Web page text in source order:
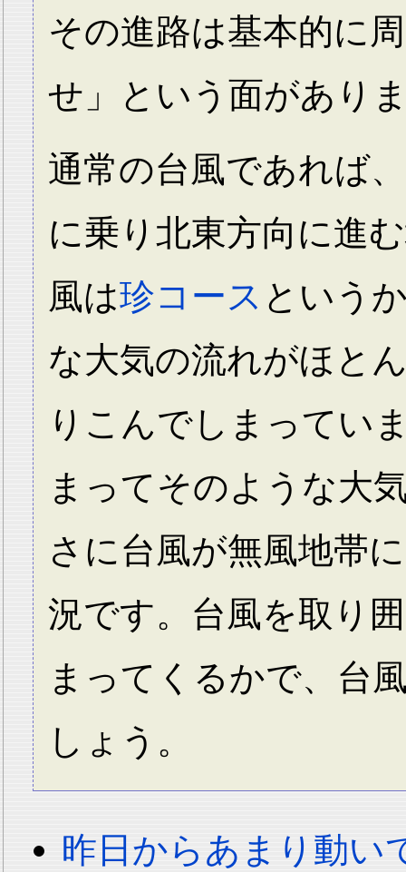
その進路は基本的に
せ」という面があり
通常の台風であれば
に乗り北東方向に進
風は珍コース という
な大気の流れがほと
りこんでしまってい
まってそのような大
さに台風が無風地帯
況です。台風を取り
まってくるかで、台
しょう。
昨日からあまり動い